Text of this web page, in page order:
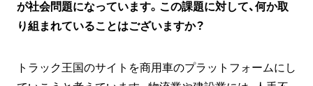
が社会問題になっています。この課題に対して、何か取
り組まれていることはございますか？
トラック王国のサイトを商用車のプラットフォームにし